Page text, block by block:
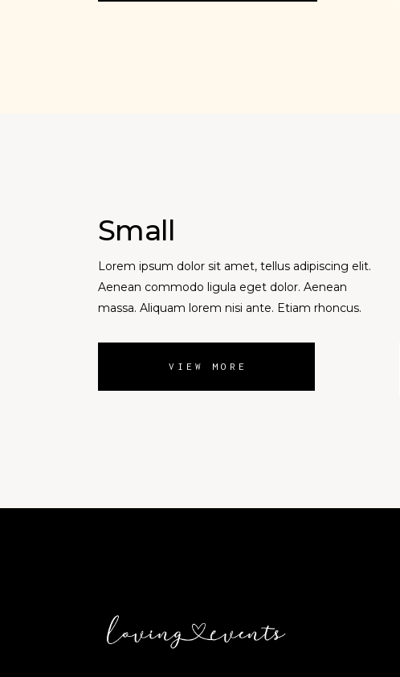
Small
Lorem ipsum dolor sit amet, tellus adipiscing elit.
Aenean commodo ligula eget dolor. Aenean
massa. Aliquam lorem nisi ante. Etiam rhoncus.
VIEW MORE